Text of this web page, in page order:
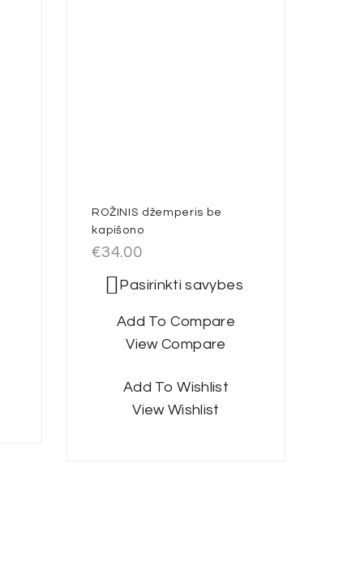
ROŽINIS džemperis be
kapišono
€34.00
Pasirinkti savybes
Add To Compare
View Compare
Add To Wishlist
View Wishlist